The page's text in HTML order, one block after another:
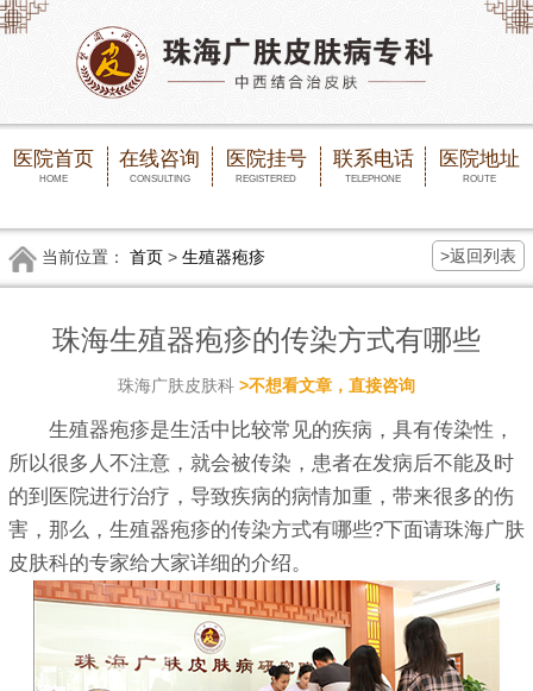
医院首页
HOME
在线咨询
CONSULTING
医院挂号
REGISTERED
联系电话
TELEPHONE
医院地址
ROUTE
当前位置： 首页> 生殖器疱疹 >返回列表
珠海生殖器疱疹的传染方式有哪些
珠海广肤皮肤科 >不想看文章，直接咨询
生殖器疱疹是生活中比较常见的疾病，具有传染性，
所以很多人不注意，就会被传染，患者在发病后不能及时
的到医院进行治疗，导致疾病的病情加重，带来很多的伤
害，那么，生殖器疱疹的传染方式有哪些?下面请珠海广肤
皮肤科的专家给大家详细的介绍。